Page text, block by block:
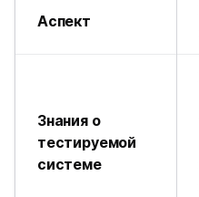
Аспект
Знания о
тестируемой
системе